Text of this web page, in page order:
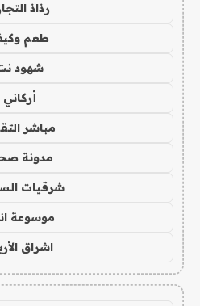
رذاذ
طعم
شهود
أركاني
مباشر
مدونة
شرقيات
موسوعة
اشراق